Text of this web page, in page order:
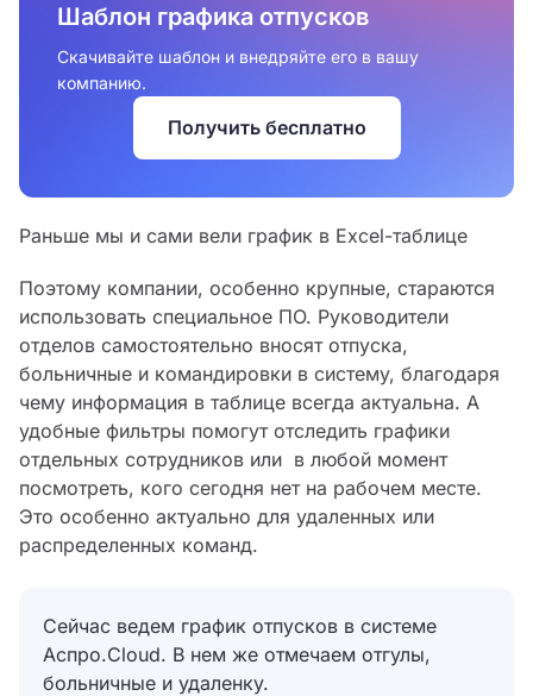
Шаблон графика отпусков
Скачивайте шаблон и внедряйте его в вашу
компанию.
Получить бесплатно
Раньше мы и сами вели график в Excel-таблице
Поэтому компании, особенно крупные, стараются
использовать специальное ПО. Руководители
отделов самостоятельно вносят отпуска,
больничные и командировки в систему, благодаря
чему информация в таблице всегда актуальна. А
удобные фильтры помогут отследить графики
отдельных сотрудников или в любой момент
посмотреть, кого сегодня нет на рабочем месте.
Это особенно актуально для удаленных или
распределенных команд.
Сейчас ведем график отпусков в системе
Аспро.Cloud. В нем же отмечаем отгулы,
больничные и удаленку.